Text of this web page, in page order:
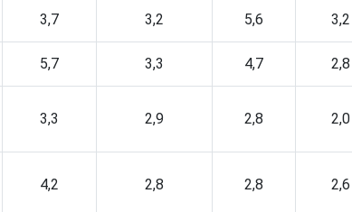
3,7 3,2 5,6 3,2
5,7 3,3 4,7 2,8
3,3 2,9 2,8 2,0
4,2 2,8 2,8 2,6